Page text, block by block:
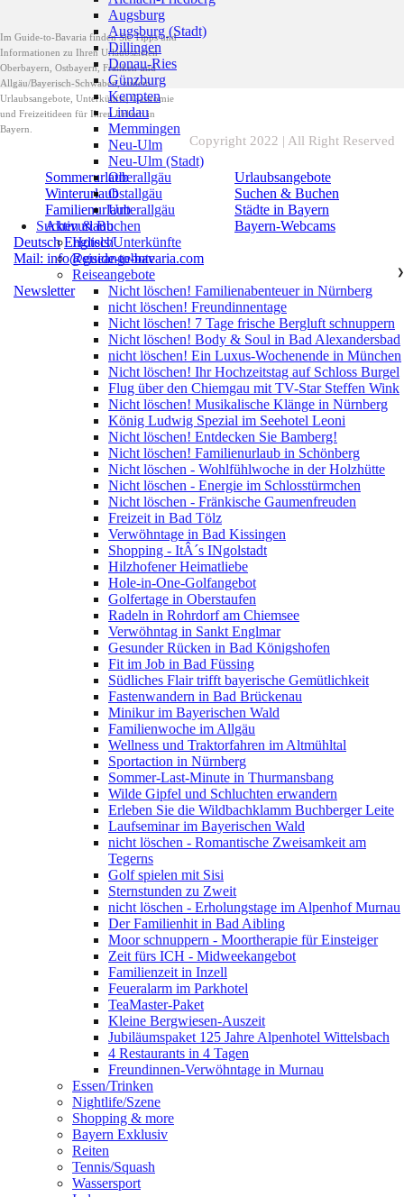
Im Guide-to-Bavaria finden Sie Tipps und
Informationen zu Ihren Urlaubszielen
Oberbayern, Ostbayern, Franken und
Allgäu/Bayerisch-Schwaben, zudem
Urlaubsangebote, Unterkünfte, Gastromie
und Freizeitideen für Ihren Urlaub in
Bayern.
Sommerurlaub
Winterurlaub
Familienurlaub
Aktivurlaub
Urlaubsangebote
Suchen & Buchen
Städte in Bayern
Bayern-Webcams
Deutsch Englisch
Mail: info@guide-to-bavaria.com
Newsletter
Copyright 2022 | All Right Reserved
Augsburg
Augsburg (Stadt)
Dillingen
Donau-Ries
Günzburg
Kempten
Lindau
Memmingen
Neu-Ulm
Neu-Ulm (Stadt)
Oberallgäu
Ostallgäu
Unterallgäu
Suchen & Buchen
Hotels/Unterkünfte
Reiseangebote
Reiseangebote
❯
Nicht löschen! Familienabenteuer in Nürnberg
nicht löschen! Freundinnentage
Nicht löschen! 7 Tage frische Bergluft schnuppern
Nicht löschen! Body & Soul in Bad Alexandersbad
nicht löschen! Ein Luxus-Wochenende in München
Nicht löschen! Ihr Hochzeitstag auf Schloss Burgel
Flug über den Chiemgau mit TV-Star Steffen Wink
Nicht löschen! Musikalische Klänge in Nürnberg
König Ludwig Spezial im Seehotel Leoni
Nicht löschen! Entdecken Sie Bamberg!
Nicht löschen! Familienurlaub in Schönberg
Nicht löschen - Wohlfühlwoche in der Holzhütte
Nicht löschen - Energie im Schlosstürmchen
Nicht löschen - Fränkische Gaumenfreuden
Freizeit in Bad Tölz
Verwöhntage in Bad Kissingen
Shopping - ItÂ´s INgolstadt
Hilzhofener Heimatliebe
Hole-in-One-Golfangebot
Golfertage in Oberstaufen
Radeln in Rohrdorf am Chiemsee
Verwöhntag in Sankt Englmar
Gesunder Rücken in Bad Königshofen
Fit im Job in Bad Füssing
Südliches Flair trifft bayerische Gemütlichkeit
Fastenwandern in Bad Brückenau
Minikur im Bayerischen Wald
Familienwoche im Allgäu
Wellness und Traktorfahren im Altmühltal
Sportaction in Nürnberg
Sommer-Last-Minute in Thurmansbang
Wilde Gipfel und Schluchten erwandern
Erleben Sie die Wildbachklamm Buchberger Leite
Laufseminar im Bayerischen Wald
nicht löschen - Romantische Zweisamkeit am
Tegerns
Golf spielen mit Sisi
Sternstunden zu Zweit
nicht löschen - Erholungstage im Alpenhof Murnau
Der Familienhit in Bad Aibling
Moor schnuppern - Moortherapie für Einsteiger
Zeit fürs ICH - Midweekangebot
Familienzeit in Inzell
Feueralarm im Parkhotel
TeaMaster-Paket
Kleine Bergwiesen-Auszeit
Jubiläumspaket 125 Jahre Alpenhotel Wittelsbach
4 Restaurants in 4 Tagen
Freundinnen-Verwöhntage in Murnau
Essen/Trinken
Nightlife/Szene
Shopping & more
Bayern Exklusiv
Reiten
Tennis/Squash
Wassersport